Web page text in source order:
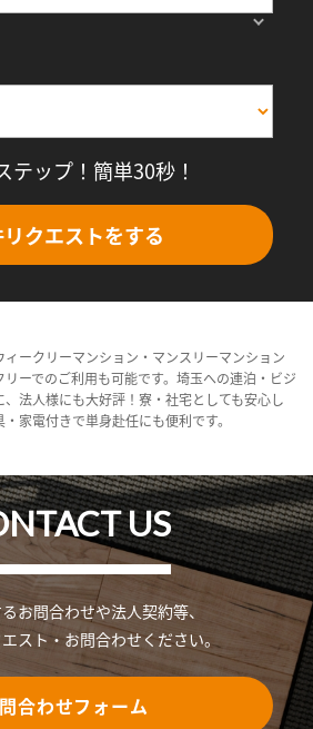
テップ！簡単30秒！
クエストをする
ークリーマンション・マンスリーマンション
ーでのご利用も可能です。埼玉への連泊・ビジ
法人様にも大好評！寮・社宅としても安心し
家電付きで単身赴任にも便利です。
US
お問合わせや法人契約等、
スト・お問合わせください。
合わせフォーム